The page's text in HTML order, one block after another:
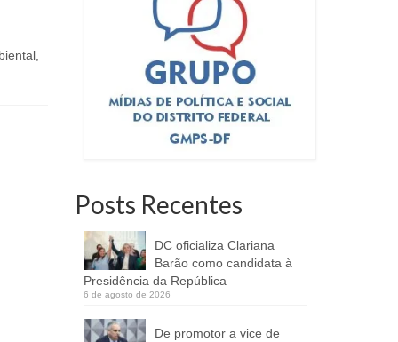
Posts Recentes
DC oficializa Clariana
Barão como candidata à
Presidência da República
6 de agosto de 2026
De promotor a vice de